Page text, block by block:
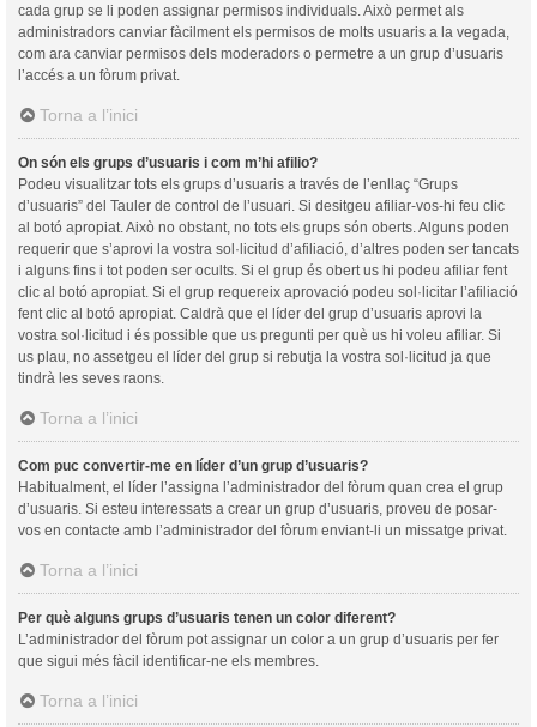
cada grup se li poden assignar permisos individuals. Això permet als
administradors canviar fàcilment els permisos de molts usuaris a la vegada,
com ara canviar permisos dels moderadors o permetre a un grup d’usuaris
l’accés a un fòrum privat.
Torna a l’inici
On són els grups d’usuaris i com m’hi afilio?
Podeu visualitzar tots els grups d’usuaris a través de l’enllaç “Grups
d’usuaris” del Tauler de control de l’usuari. Si desitgeu afiliar-vos-hi feu clic
al botó apropiat. Això no obstant, no tots els grups són oberts. Alguns poden
requerir que s’aprovi la vostra sol·licitud d’afiliació, d’altres poden ser tancats
i alguns fins i tot poden ser ocults. Si el grup és obert us hi podeu afiliar fent
clic al botó apropiat. Si el grup requereix aprovació podeu sol·licitar l’afiliació
fent clic al botó apropiat. Caldrà que el líder del grup d’usuaris aprovi la
vostra sol·licitud i és possible que us pregunti per què us hi voleu afiliar. Si
us plau, no assetgeu el líder del grup si rebutja la vostra sol·licitud ja que
tindrà les seves raons.
Torna a l’inici
Com puc convertir-me en líder d’un grup d’usuaris?
Habitualment, el líder l’assigna l’administrador del fòrum quan crea el grup
d’usuaris. Si esteu interessats a crear un grup d’usuaris, proveu de posar-
vos en contacte amb l’administrador del fòrum enviant-li un missatge privat.
Torna a l’inici
Per què alguns grups d’usuaris tenen un color diferent?
L’administrador del fòrum pot assignar un color a un grup d’usuaris per fer
que sigui més fàcil identificar-ne els membres.
Torna a l’inici